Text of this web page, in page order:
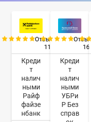
Отзывы:
11
Креди
т
налич
ными
Райф
файзе
нбанк
16
Креди
т
налич
ными
УБРи
Р Без
справ